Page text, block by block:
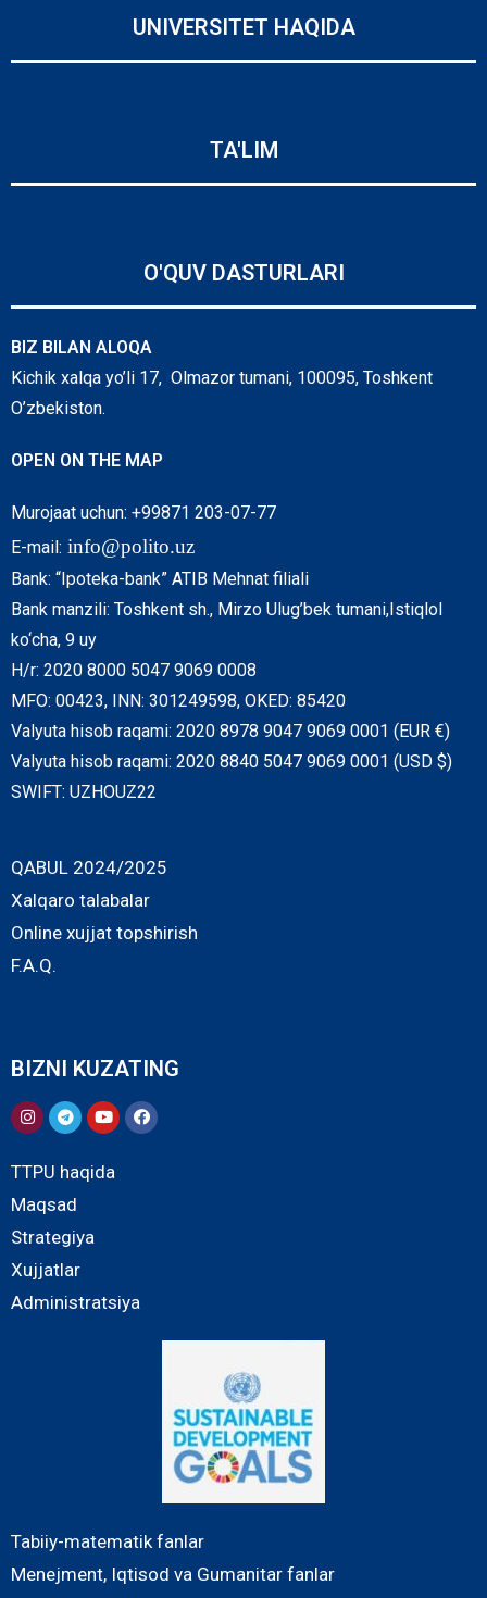
UNIVERSITET HAQIDA
TA'LIM
O'QUV DASTURLARI
BIZ BILAN ALOQA
Kichik xalqa yo’li 17, Olmazor tumani, 100095, Toshkent
O’zbekiston.
OPEN ON THE MAP
Murojaat uchun: +99871 203-07-77
E-mail: info@polito.uz
Bank: “Ipoteka-bank” ATIB Mehnat filiali
Bank manzili: Toshkent sh., Mirzo Ulug’bek tumani,Istiqlol
ko‘cha, 9 uy
H/r: 2020 8000 5047 9069 0008
MFO: 00423, INN: 301249598, OKED: 85420
Valyuta hisob raqami: 2020 8978 9047 9069 0001 (EUR €)
Valyuta hisob raqami: 2020 8840 5047 9069 0001 (USD $)
SWIFT: UZHOUZ22
QABUL 2024/2025
Xalqaro talabalar
Online xujjat topshirish
F.A.Q.
BIZNI KUZATING
TTPU haqida
Maqsad
Strategiya
Xujjatlar
Administratsiya
Tabiiy-matematik fanlar
Menejment, Iqtisod va Gumanitar fanlar